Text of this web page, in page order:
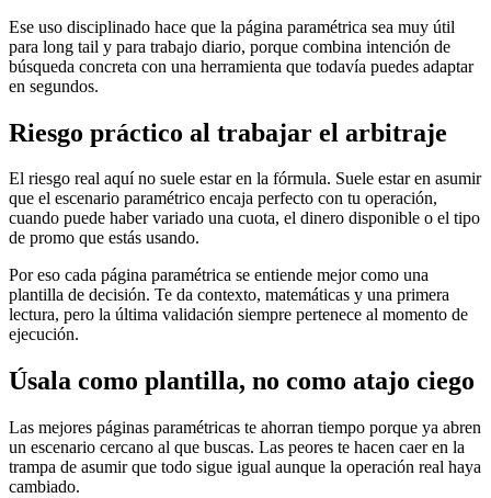
Ese uso disciplinado hace que la página paramétrica sea muy útil
para long tail y para trabajo diario, porque combina intención de
búsqueda concreta con una herramienta que todavía puedes adaptar
en segundos.
Riesgo práctico al trabajar el arbitraje
El riesgo real aquí no suele estar en la fórmula. Suele estar en asumir
que el escenario paramétrico encaja perfecto con tu operación,
cuando puede haber variado una cuota, el dinero disponible o el tipo
de promo que estás usando.
Por eso cada página paramétrica se entiende mejor como una
plantilla de decisión. Te da contexto, matemáticas y una primera
lectura, pero la última validación siempre pertenece al momento de
ejecución.
Úsala como plantilla, no como atajo ciego
Las mejores páginas paramétricas te ahorran tiempo porque ya abren
un escenario cercano al que buscas. Las peores te hacen caer en la
trampa de asumir que todo sigue igual aunque la operación real haya
cambiado.